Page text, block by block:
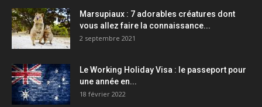
Marsupiaux : 7 adorables créatures dont
vous allez faire la connaissance...
2 septembre 2021
Le Working Holiday Visa : le passeport pour
une année en...
18 février 2022